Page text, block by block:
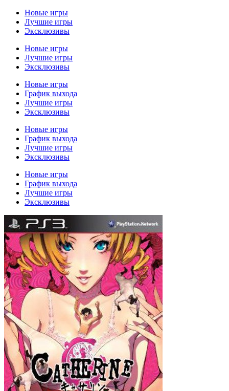
Новые игры
Лучшие игры
Эксклюзивы
Новые игры
Лучшие игры
Эксклюзивы
Новые игры
График выхода
Лучшие игры
Эксклюзивы
Новые игры
График выхода
Лучшие игры
Эксклюзивы
Новые игры
График выхода
Лучшие игры
Эксклюзивы